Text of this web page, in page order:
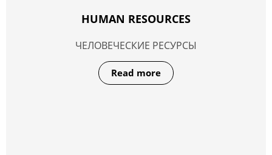
HUMAN RESOURCES
ЧЕЛОВЕЧЕСКИЕ РЕСУРСЫ
Read more